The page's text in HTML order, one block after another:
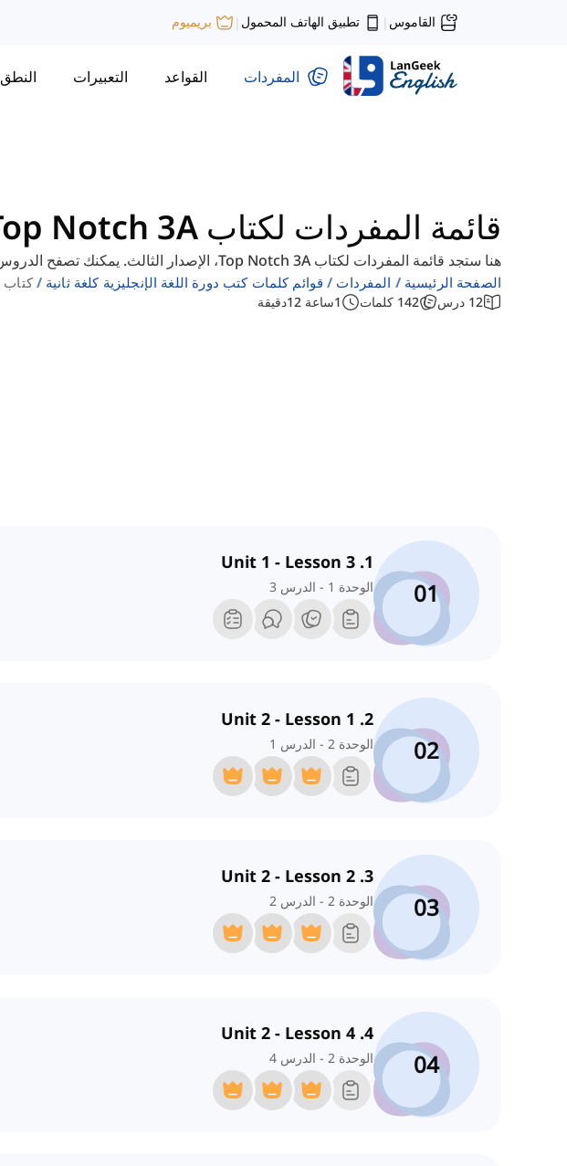
القاموس | تطبيق الهاتف المحمول | بريميوم
المفردات القواعد التعبيرات النطق
قائمة المفردات لكتاب Top Notch 3A
هنا ستجد قائمة المفردات لكتاب Top Notch 3A، الإصدار الثالث. يمكنك تصفح الدروس ودراسة المفردات.
الصفحة الرئيسية المفردات قوائم كلمات كتب دورة اللغة الإنجليزية كلغة ثانية كتاب Top Notch 3a
12 درس 142 كلمات 1ساعة 12دقيقة
01
1. Unit 1 - Lesson 3
الوحدة 1 - الدرس 3
02
2. Unit 2 - Lesson 1
الوحدة 2 - الدرس 1
03
3. Unit 2 - Lesson 2
الوحدة 2 - الدرس 2
04
4. Unit 2 - Lesson 4
الوحدة 2 - الدرس 4